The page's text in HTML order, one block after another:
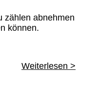
zählen abnehmen
können.
Weiterlesen >